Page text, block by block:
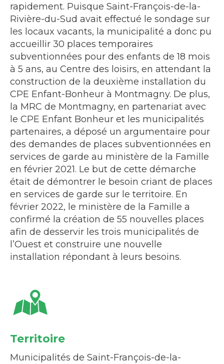
rapidement. Puisque Saint-François-de-la-
Rivière-du-Sud avait effectué le sondage sur
les locaux vacants, la municipalité a donc pu
accueillir 30 places temporaires
subventionnées pour des enfants de 18 mois
à 5 ans, au Centre des loisirs, en attendant la
construction de la deuxième installation du
CPE Enfant-Bonheur à Montmagny. De plus,
la MRC de Montmagny, en partenariat avec
le CPE Enfant Bonheur et les municipalités
partenaires, a déposé un argumentaire pour
des demandes de places subventionnées en
services de garde au ministère de la Famille
en février 2021. Le but de cette démarche
était de démontrer le besoin criant de places
en services de garde sur le territoire. En
février 2022, le ministère de la Famille a
confirmé la création de 55 nouvelles places
afin de desservir les trois municipalités de
l’Ouest et construire une nouvelle
installation répondant à leurs besoins.
Territoire
Municipalités de Saint-François-de-la-